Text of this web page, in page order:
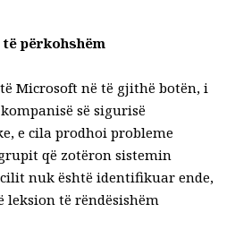
përkohshëm
Microsoft në të gjithë botën, i
së sigurisë
e cila prodhoi probleme
që zotëron sistemin
nuk është identifikuar ende,
leksion të rëndësishëm